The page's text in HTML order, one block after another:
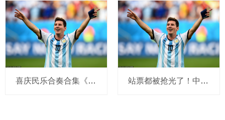
喜庆民乐合奏合集《花好月圆》《紫竹调》《京调》《金蛇狂舞》《旱天雷》《喜洋洋》《步步高》《百鸟朝凤》 站票都被抢光了！中国音乐在世界舞台的影响力有多大？